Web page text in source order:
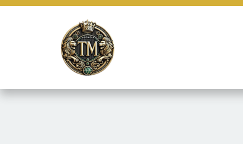
marketing e fornecer conteúdo de terceiros. Leia mais em